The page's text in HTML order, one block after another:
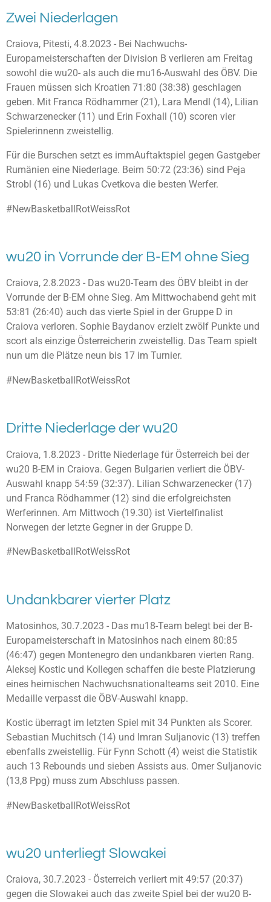
Zwei Niederlagen
Craiova, Pitesti, 4.8.2023 - Bei Nachwuchs-
Europameisterschaften der Division B verlieren am Freitag
sowohl die wu20- als auch die mu16-Auswahl des ÖBV. Die
Frauen müssen sich Kroatien 71:80 (38:38) geschlagen
geben. Mit Franca Rödhammer (21), Lara Mendl (14), Lilian
Schwarzenecker (11) und Erin Foxhall (10) scoren vier
Spielerinnenn zweistellig.
Für die Burschen setzt es immAuftaktspiel gegen Gastgeber
Rumänien eine Niederlage. Beim 50:72 (23:36) sind Peja
Strobl (16) und Lukas Cvetkova die besten Werfer.
#NewBasketballRotWeissRot
wu20 in Vorrunde der B-EM ohne Sieg
Craiova, 2.8.2023 - Das wu20-Team des ÖBV bleibt in der
Vorrunde der B-EM ohne Sieg. Am Mittwochabend geht mit
53:81 (26:40) auch das vierte Spiel in der Gruppe D in
Craiova verloren. Sophie Baydanov erzielt zwölf Punkte und
scort als einzige Österreicherin zweistellig. Das Team spielt
nun um die Plätze neun bis 17 im Turnier.
#NewBasketballRotWeissRot
Dritte Niederlage der wu20
Craiova, 1.8.2023 - Dritte Niederlage für Österreich bei der
wu20 B-EM in Craiova. Gegen Bulgarien verliert die ÖBV-
Auswahl knapp 54:59 (32:37). Lilian Schwarzenecker (17)
und Franca Rödhammer (12) sind die erfolgreichsten
Werferinnen. Am Mittwoch (19.30) ist Viertelfinalist
Norwegen der letzte Gegner in der Gruppe D.
#NewBasketballRotWeissRot
Undankbarer vierter Platz
Matosinhos, 30.7.2023 - Das mu18-Team belegt bei der B-
Europameisterschaft in Matosinhos nach einem 80:85
(46:47) gegen Montenegro den undankbaren vierten Rang.
Aleksej Kostic und Kollegen schaffen die beste Platzierung
eines heimischen Nachwuchsnationalteams seit 2010. Eine
Medaille verpasst die ÖBV-Auswahl knapp.
Kostic überragt im letzten Spiel mit 34 Punkten als Scorer.
Sebastian Muchitsch (14) und Imran Suljanovic (13) treffen
ebenfalls zweistellig. Für Fynn Schott (4) weist die Statistik
auch 13 Rebounds und sieben Assists aus. Omer Suljanovic
(13,8 Ppg) muss zum Abschluss passen.
#NewBasketballRotWeissRot
wu20 unterliegt Slowakei
Craiova, 30.7.2023 - Österreich verliert mit 49:57 (20:37)
gegen die Slowakei auch das zweite Spiel bei der wu20 B-